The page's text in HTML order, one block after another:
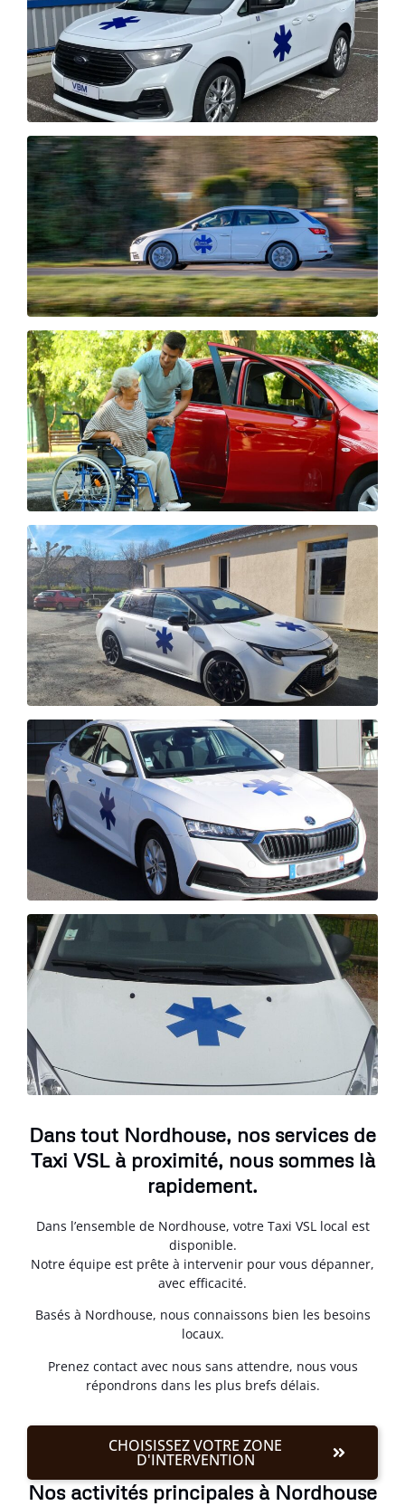
Dans tout Nordhouse, nos services de
Taxi VSL à proximité, nous sommes là
rapidement.
Dans l’ensemble de Nordhouse, votre Taxi VSL local est
disponible.
Notre équipe est prête à intervenir pour vous dépanner,
avec efficacité.
Basés à Nordhouse, nous connaissons bien les besoins
locaux.
Prenez contact avec nous sans attendre, nous vous
répondrons dans les plus brefs délais.
CHOISISSEZ VOTRE ZONE
D'INTERVENTION
Nos activités principales à Nordhouse